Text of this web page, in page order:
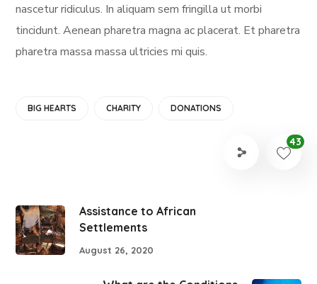
nascetur ridiculus. In aliquam sem fringilla ut morbi
tincidunt. Aenean pharetra magna ac placerat. Et pharetra
pharetra massa massa ultricies mi quis.
BIG HEARTS CHARITY DONATIONS
43
Assistance to African
Settlements
August 26, 2020